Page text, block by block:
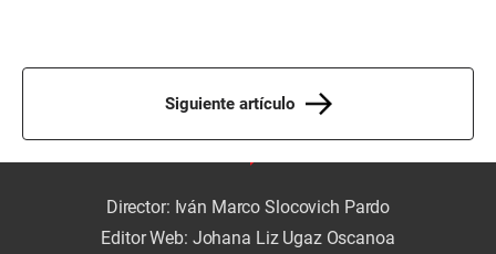
Siguiente artículo
Director: Iván Marco Slocovich Pardo
Editor Web: Johana Liz Ugaz Oscanoa